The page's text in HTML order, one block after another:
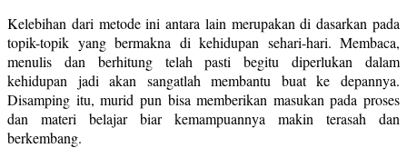
Kelebihan dari metode ini antara lain merupakan di dasarkan pada
topik-topik yang bermakna di kehidupan sehari-hari. Membaca,
menulis dan berhitung telah pasti begitu diperlukan dalam
kehidupan jadi akan sangatlah membantu buat ke depannya.
Disamping itu, murid pun bisa memberikan masukan pada proses
dan materi belajar biar kemampuannya makin terasah dan
berkembang.